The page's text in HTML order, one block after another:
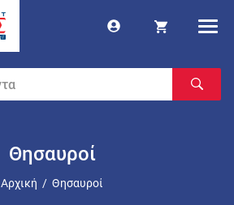
Θησαυροί
Αρχική / Θησαυροί